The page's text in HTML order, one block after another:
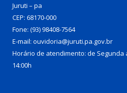
Juruti – pa
CEP: 68170-000
Fone: (93) 98408-7564
E-mail: ouvidoria@juruti.pa.gov.br
Horário de atendimento: de Segunda
14:00h